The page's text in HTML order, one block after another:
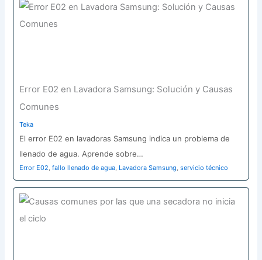
Error E02 en Lavadora Samsung: Solución y Causas
Comunes
Teka
El error E02 en lavadoras Samsung indica un problema de
llenado de agua. Aprende sobre…
Error E02,fallo llenado de agua, Lavadora Samsung,servicio técnico